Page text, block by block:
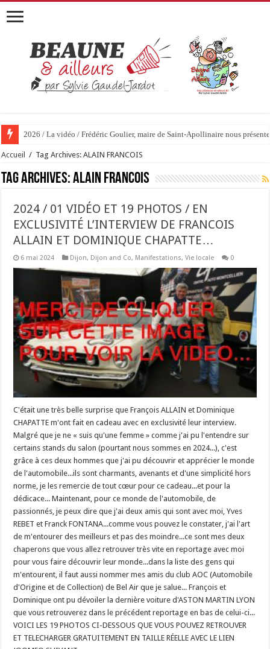
2026 / La vidéo / Frédéric Goulier, maire de Saint-Apollinaire nous
Accueil / Tag Archives: ALAIN FRANCOIS
Tag Archives:ALAIN FRANCOIS
2024 / 01 VIDÉO ET 19 PHOTOS / EN
EXCLUSIVITÉ L’INTERVIEW DE FRANCOIS
ALLAIN ET DOMINIQUE CHAPATTE…
6 mai 2024 Dijon, Dijon and Co, Manifestations,Vie locale 0
C'était une très belle surprise que François ALLAIN et Dominique
CHAPATTE m'ont fait en cadeau avec en exclusivité leur interview.
Malgré que je ne « suis qu'une femme » comme j'ai pu l'entendre sur
certains stands du salon (pourtant nous sommes en 2024...), c'est
grâce à ces deux hommes que j'ai pu découvrir et apprécier le monde
de l'automobile...ils sont charmants, avenants et d'une simplicité hors
norme, je les remercie de tout cœur pour ce cadeau...et pour la
dédicace... Maintenant, pour ce monde de l'automobile, de
passionnés, je peux dire que j'ai deux amis qui sont avec moi, Yves
REBET et Franck FONTANA...comme vous pouvez le constater, j'ai l'art
de m'entourer des meilleurs et pas des moindre...ce sont mes deux
chaperons que vous allez retrouver très vite en reportage avec moi
pour vous faire découvrir leur monde...dans la liste des gens qui
m'entourent, il faut aussi nommer mes amis du club AOC (Automobile
d'Origine et de Collection) de Bel Air que je salue... François et
Dominique ont pu dévoiler la dernière voiture d'ASTON MARTIN LYON
que vous retrouverez dans le précédent reportage en bas de celui-ci...
VOICI LES 19 PHOTOS CI-DESSOUS QUE VOUS POUVEZ RETROUVER
ET TELECHARGER GRATUITEMENT EN TAILLE RÉELLE AVEC LE LIEN